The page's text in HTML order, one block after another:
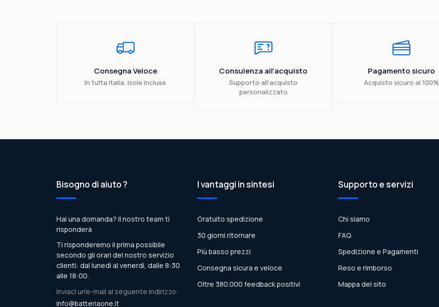
Consegna Veloce
In tutta Italia, isole incluse
Consulenza all'acquisto
Supporto all'acquisto
personalizzato
Pagamento sicuro
Acquisto sicuro al 100%
Bisogno di aiuto ?
Hai una domanda? Il nostro team ti
risponderà
Ti risponderemo il prima possibile
secondo gli orari del nostro servizio
clienti: dal lunedì al venerdì, dalle 8:30
alle 18:00.
Inviaci un'e-mail al seguente indirizzo:
info@batteriaone.it
I vantaggi in sintesi
Gratuito spedizione
30 giorni ritornare
Più basso prezzi
Consegna sicura e veloce
Oltre 380.000 feedback positivi
Supporto e servizi
Chi siamo
FAQ
Spedizione e Pagamenti
Reso e rimborso
Mappa del sito